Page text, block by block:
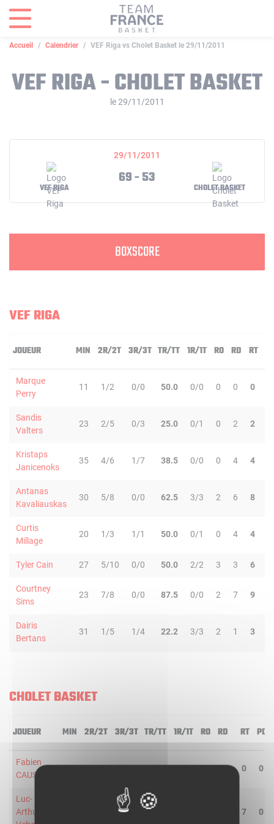
Accueil Calendrier VEF Riga vs Cholet Basket le 29/11/2011
VEF RIGA - CHOLET BASKET
le 29/11/2011
29/11/2011
VEF RIGA
69 - 53
CHOLET BASKET
BOXSCORE
VEF RIGA
JOUEUR MIN 2R/2T 3R/3T TR/TT 1R/1T RO RD RT
Marque
Perry
11 1/2 0/0 50.0 0/0 0 0 0
Sandis
Valters
23 2/5 0/3 25.0 0/1 0 2 2
Kristaps
Janicenoks
35 4/6 1/7 38.5 0/0 0 4 4
Antanas
Kavaliauskas
30 5/8 0/0 62.5 3/3 2 6 8
Curtis
Millage
20 1/3 1/1 50.0 0/1 0 4 4
Tyler Cain 27 5/10 0/0 50.0 2/2 3 3 6
Courtney
Sims
23 7/8 0/0 87.5 0/0 2 7 9
Dairis
Bertans
31 1/5 1/4 22.2 3/3 2 1 3
CHOLET BASKET
JOUEUR MIN 2R/2T 3R/3T TR/TT 1R/1T RO RD RT PD
Fabien
CAUSEUR
37 3/10 1/7 23.5 6/7 0 0 0 0
Luc-
Arthur
0/0 20.0 7 0
Panneau de gestion des cookies